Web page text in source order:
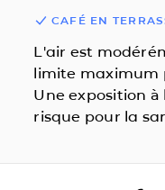
CAFÉ EN
L'air est
limite maximum
Une exposition
risque pour la